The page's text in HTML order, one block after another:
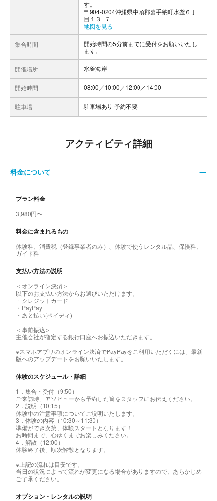
す。
〒904-0204沖縄県中頭郡嘉手納町水釜６丁
目１３−７
地図を見る
集合時間
開始時間の5分前までに受付をお願いいたし
ます。
開催場所 水釜海岸
開始時間 08:00／10:00／12:00／14:00
駐車場 駐車場あり 予約不要
アクティビティ詳細
料金について
プラン料金
3,980円〜
料金に含まれるもの
体験料、消費税（登録事業者のみ）、体験で使うレンタル品、保険料、
ガイド料
支払い方法の説明
＜オンライン決済＞
以下のお支払い方法からお選びいただけます。
・クレジットカード
・PayPay
・あと払い(ペイディ)
＜事前振込＞
主催会社が指定する銀行口座へお振込いただきます。
※スマホアプリのオンライン決済でPayPayをご利用いただくには、最新
版へのアップデートをお願いいたします。
体験のスケジュール・詳細
1．集合・受付（9:50）
ご来訪時、アソビューから予約した旨をスタッフにお伝えください。
2．説明（10:15）
体験中の注意事項についてご説明いたします。
3．体験の内容（10:30～11:30）
準備ができ次第、体験スタートとなります！
お時間まで、心ゆくまでお楽しみください。
4．解散（12:00）
体験終了後、順次解散となります。
※上記の流れは目安です。
当日の状況によって流れが変更になる場合がありますので、あらかじめ
ご了承ください。
オプション・レンタルの説明